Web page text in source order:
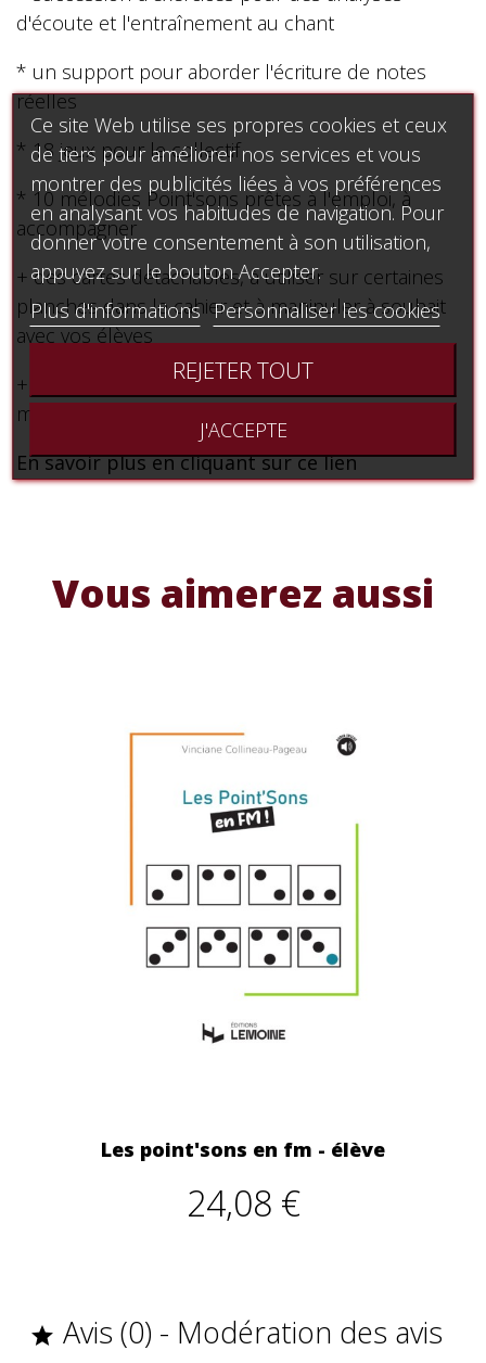
d'écoute et l'entraînement au chant
* un support pour aborder l'écriture de notes
réelles
* 18 jeux pour le collectif
* 10 mélodies Point'sons prêtes à l'emploi, à
accompagner
+ des cartes détachables, à utiliser sur certaines
planches dans le cahier et à manipuler à souhait
avec vos élèves
+ une partie "bonus" pour aborder gamme
majeure et degrés
En savoir plus en cliquant sur ce lien
Vous aimerez aussi
Les point'sons en fm - élève
24,08 €
 Avis (0) - Modération des avis
Ce site Web utilise ses propres cookies et ceux
de tiers pour améliorer nos services et vous
montrer des publicités liées à vos préférences
en analysant vos habitudes de navigation. Pour
donner votre consentement à son utilisation,
appuyez sur le bouton Accepter.
Plus d'informations Personnaliser les cookies
REJETER TOUT
J'ACCEPTE